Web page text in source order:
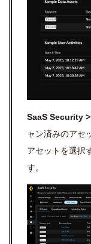
SaaS Security
ャン済みのアセ
アセットを選択
す。